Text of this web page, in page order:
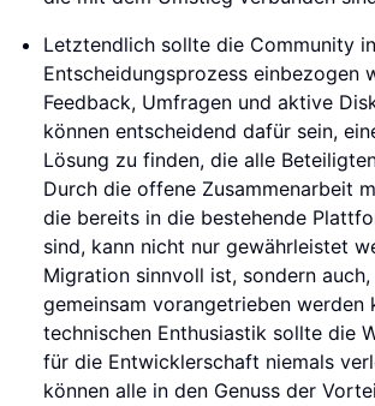
Letztendlich sollte die Community
Entscheidungsprozess einbezogen
Feedback, Umfragen und aktive
können entscheidend dafür sein,
Lösung zu finden, die alle
Durch die offene Zusammenarbeit
die bereits in die bestehende
sind, kann nicht nur gewährleistet
Migration sinnvoll ist, sondern auch,
gemeinsam vorangetrieben werden
technischen Enthusiastik sollte die
für die Entwicklerschaft niemals
können alle in den Genuss der